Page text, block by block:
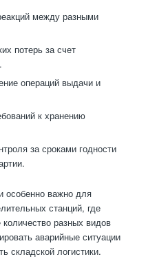
между разными
потерь за счет
операций выдачи и
к хранению
за сроками годности
особенно важно для
станций, где
разных видов
аварийные ситуации
складской логистики.